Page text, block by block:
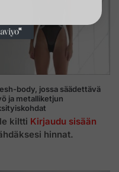
body, jossa säädettävä
ja metalliketjun
kiltti Kirjaudu sisään
hinnat.